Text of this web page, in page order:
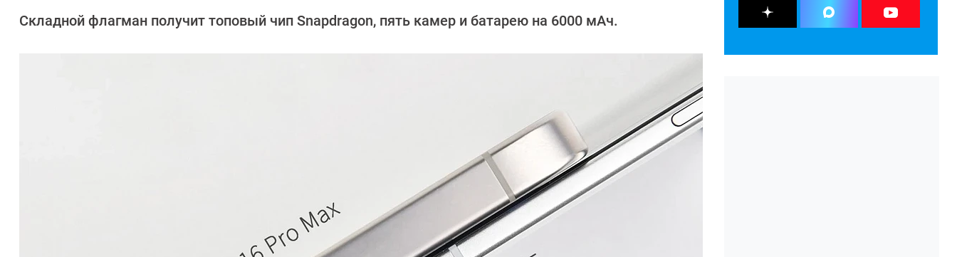
Довлатова
Складной флагман получит топовый чип Snapdragon, пять камер и батарею на 6000 мАч.